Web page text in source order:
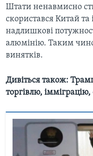
Штати ненавмисно
скористався Китай
надлишкові
алюмінію. Таким
винятків.
Дивіться також:
торгівлю,